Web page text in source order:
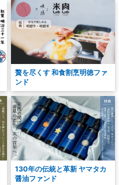
贅を尽くす 和食割烹明徳ファ
ンド
130年の伝統と革新 ヤマタカ
醤油ファンド